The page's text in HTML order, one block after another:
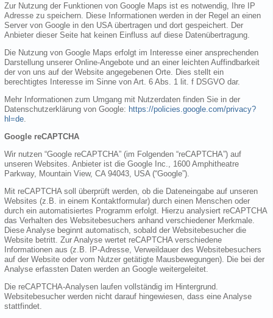
Zur Nutzung der Funktionen von Google Maps ist es notwendig, Ihre IP
Adresse zu speichern. Diese Informationen werden in der Regel an einen
Server von Google in den USA übertragen und dort gespeichert. Der
Anbieter dieser Seite hat keinen Einfluss auf diese Datenübertragung.
Die Nutzung von Google Maps erfolgt im Interesse einer ansprechenden
Darstellung unserer Online-Angebote und an einer leichten Auffindbarkeit
der von uns auf der Website angegebenen Orte. Dies stellt ein
berechtigtes Interesse im Sinne von Art. 6 Abs. 1 lit. f DSGVO dar.
Mehr Informationen zum Umgang mit Nutzerdaten finden Sie in der
Datenschutzerklärung von Google: https://policies.google.com/privacy?
hl=de
Google reCAPTCHA
Wir nutzen “Google reCAPTCHA” (im Folgenden “reCAPTCHA”) auf
unseren Websites. Anbieter ist die Google Inc., 1600 Amphitheatre
Parkway, Mountain View, CA 94043, USA (“Google”).
Mit reCAPTCHA soll überprüft werden, ob die Dateneingabe auf unseren
Websites (z.B. in einem Kontaktformular) durch einen Menschen oder
durch ein automatisiertes Programm erfolgt. Hierzu analysiert reCAPTCHA
das Verhalten des Websitebesuchers anhand verschiedener Merkmale.
Diese Analyse beginnt automatisch, sobald der Websitebesucher die
Website betritt. Zur Analyse wertet reCAPTCHA verschiedene
Informationen aus (z.B. IP-Adresse, Verweildauer des Websitebesuchers
auf der Website oder vom Nutzer getätigte Mausbewegungen). Die bei der
Analyse erfassten Daten werden an Google weitergeleitet.
Die reCAPTCHA-Analysen laufen vollständig im Hintergrund.
Websitebesucher werden nicht darauf hingewiesen, dass eine Analyse
stattfindet.